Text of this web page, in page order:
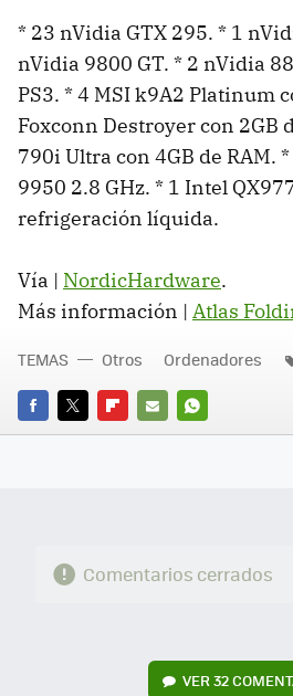
* 23 nVidia GTX 295. * 1
nVidia 9800 GT. * 2 nVidia
PS3. * 4 MSI k9A2 Platinum
Foxconn Destroyer con 2GB
790i Ultra con 4GB de RAM.
9950 2.8 GHz. * 1 Intel
refrigeración líquida.
Vía | NordicHardware.
Más información | Atlas
FACEBOOK
TWITTERFLIPBOARD
E-
WHATSAPP
TEMAS Otros Ordenadores
Comentarios cerrados
VER32